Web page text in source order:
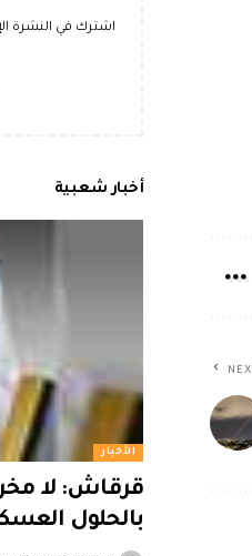
اشترك في النشرة
أخبار شعبية
الأخبار
قرقاش: لا
بالحلول